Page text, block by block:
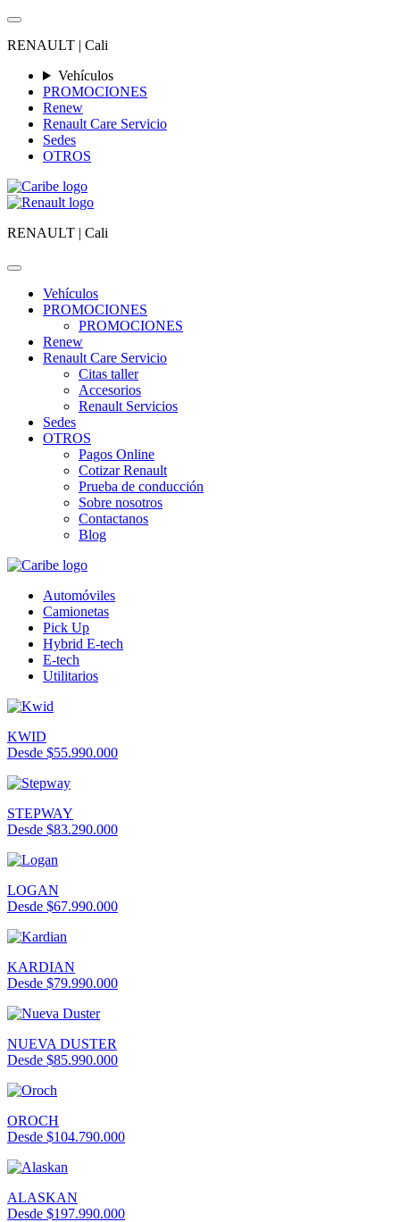
RENAULT | Cali
Vehículos
PROMOCIONES
Renew
Renault Care Servicio
Sedes
OTROS
RENAULT | Cali
Vehículos
PROMOCIONES
PROMOCIONES
Renew
Renault Care Servicio
Citas taller
Accesorios
Renault Servicios
Sedes
OTROS
Pagos Online
Cotizar Renault
Prueba de conducción
Sobre nosotros
Contactanos
Blog
Automóviles
Camionetas
Pick Up
Hybrid E-tech
E-tech
Utilitarios
KWID
Desde $55.990.000
STEPWAY
Desde $83.290.000
LOGAN
Desde $67.990.000
KARDIAN
Desde $79.990.000
NUEVA DUSTER
Desde $85.990.000
OROCH
Desde $104.790.000
ALASKAN
Desde $197.990.000